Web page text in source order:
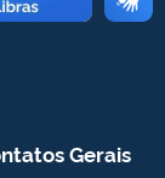
Gerais